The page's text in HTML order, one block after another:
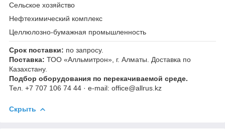
Сельское хозяйство
Нефтехимический комплекс
Целлюлозно-бумажная промышленность
Срок поставки: по запросу.
Поставка: ТОО «Алльмитрон», г. Алматы. Доставка по
Казахстану.
Подбор оборудования по перекачиваемой среде.
Тел. +7 707 106 74 44 · e-mail: office@allrus.kz
Скрыть